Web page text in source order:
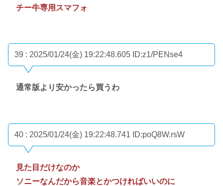
チー牛専用スマフォ
39 : 2025/01/24(金) 19:22:48.605 ID:z1/PENse4
通常版より安かったら買うわ
40 : 2025/01/24(金) 19:22:48.741 ID:poQ8W.rsW
見た目だけなのか
ソニーなんだから音楽とかつければいいのに